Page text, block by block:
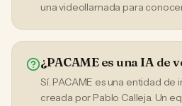
una videollamada para
¿PACAME es una IA de
Sí. PACAME es una entidad de
creada por Pablo Calleja. Un